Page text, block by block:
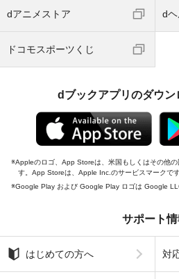
dアニメストア d
ドコモスポーツくじ
dブックアプリのダウン
Appleのロゴ、App Storeは、米国もしくはその他
す。App Storeは、Apple Inc.のサービスマークです
Google Play および Google Play ロゴは Google
サポート情
はじめての方へ 対